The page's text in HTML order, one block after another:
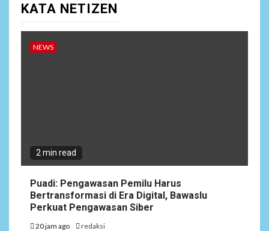
KATA NETIZEN
NEWS
2 min read
Puadi: Pengawasan Pemilu Harus
Bertransformasi di Era Digital, Bawaslu
Perkuat Pengawasan Siber
20 jam ago redaksi